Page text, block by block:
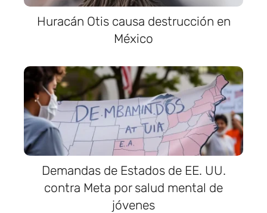
Huracán Otis causa destrucción en
México
Demandas de Estados de EE. UU.
contra Meta por salud mental de
jóvenes